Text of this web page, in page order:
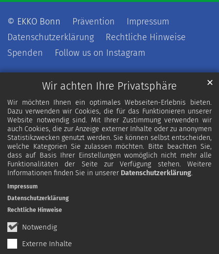
Wir achten Ihre Privatsphäre
Wir möchten Ihnen ein optimales Webseiten-Erlebnis bieten.
Dazu verwenden wir Cookies, die für das Funktionieren unserer
Website notwendig sind. Mit Ihrer Zustimmung verwenden wir
auch Cookies, die zur Anzeige externer Inhalte oder zu anonymen
Statistikzwecken genutzt werden. Sie können selbst entscheiden,
welche Kategorien Sie zulassen möchten. Bitte beachten Sie,
dass auf Basis Ihrer Einstellungen womöglich nicht mehr alle
Funktionalitäten der Seite zur Verfügung stehen. Weitere
Informationen finden Sie in unserer Datenschutzerklärung.
Notwendig
Externe Inhalte
✕
Impressum
Datenschutzerklärung
Rechtliche Hinweise
© EKKO Bonn Prävention
Impressum
Datenschutzerklärung
Rechtliche Hinweise
Spenden
Follow us on Instagram